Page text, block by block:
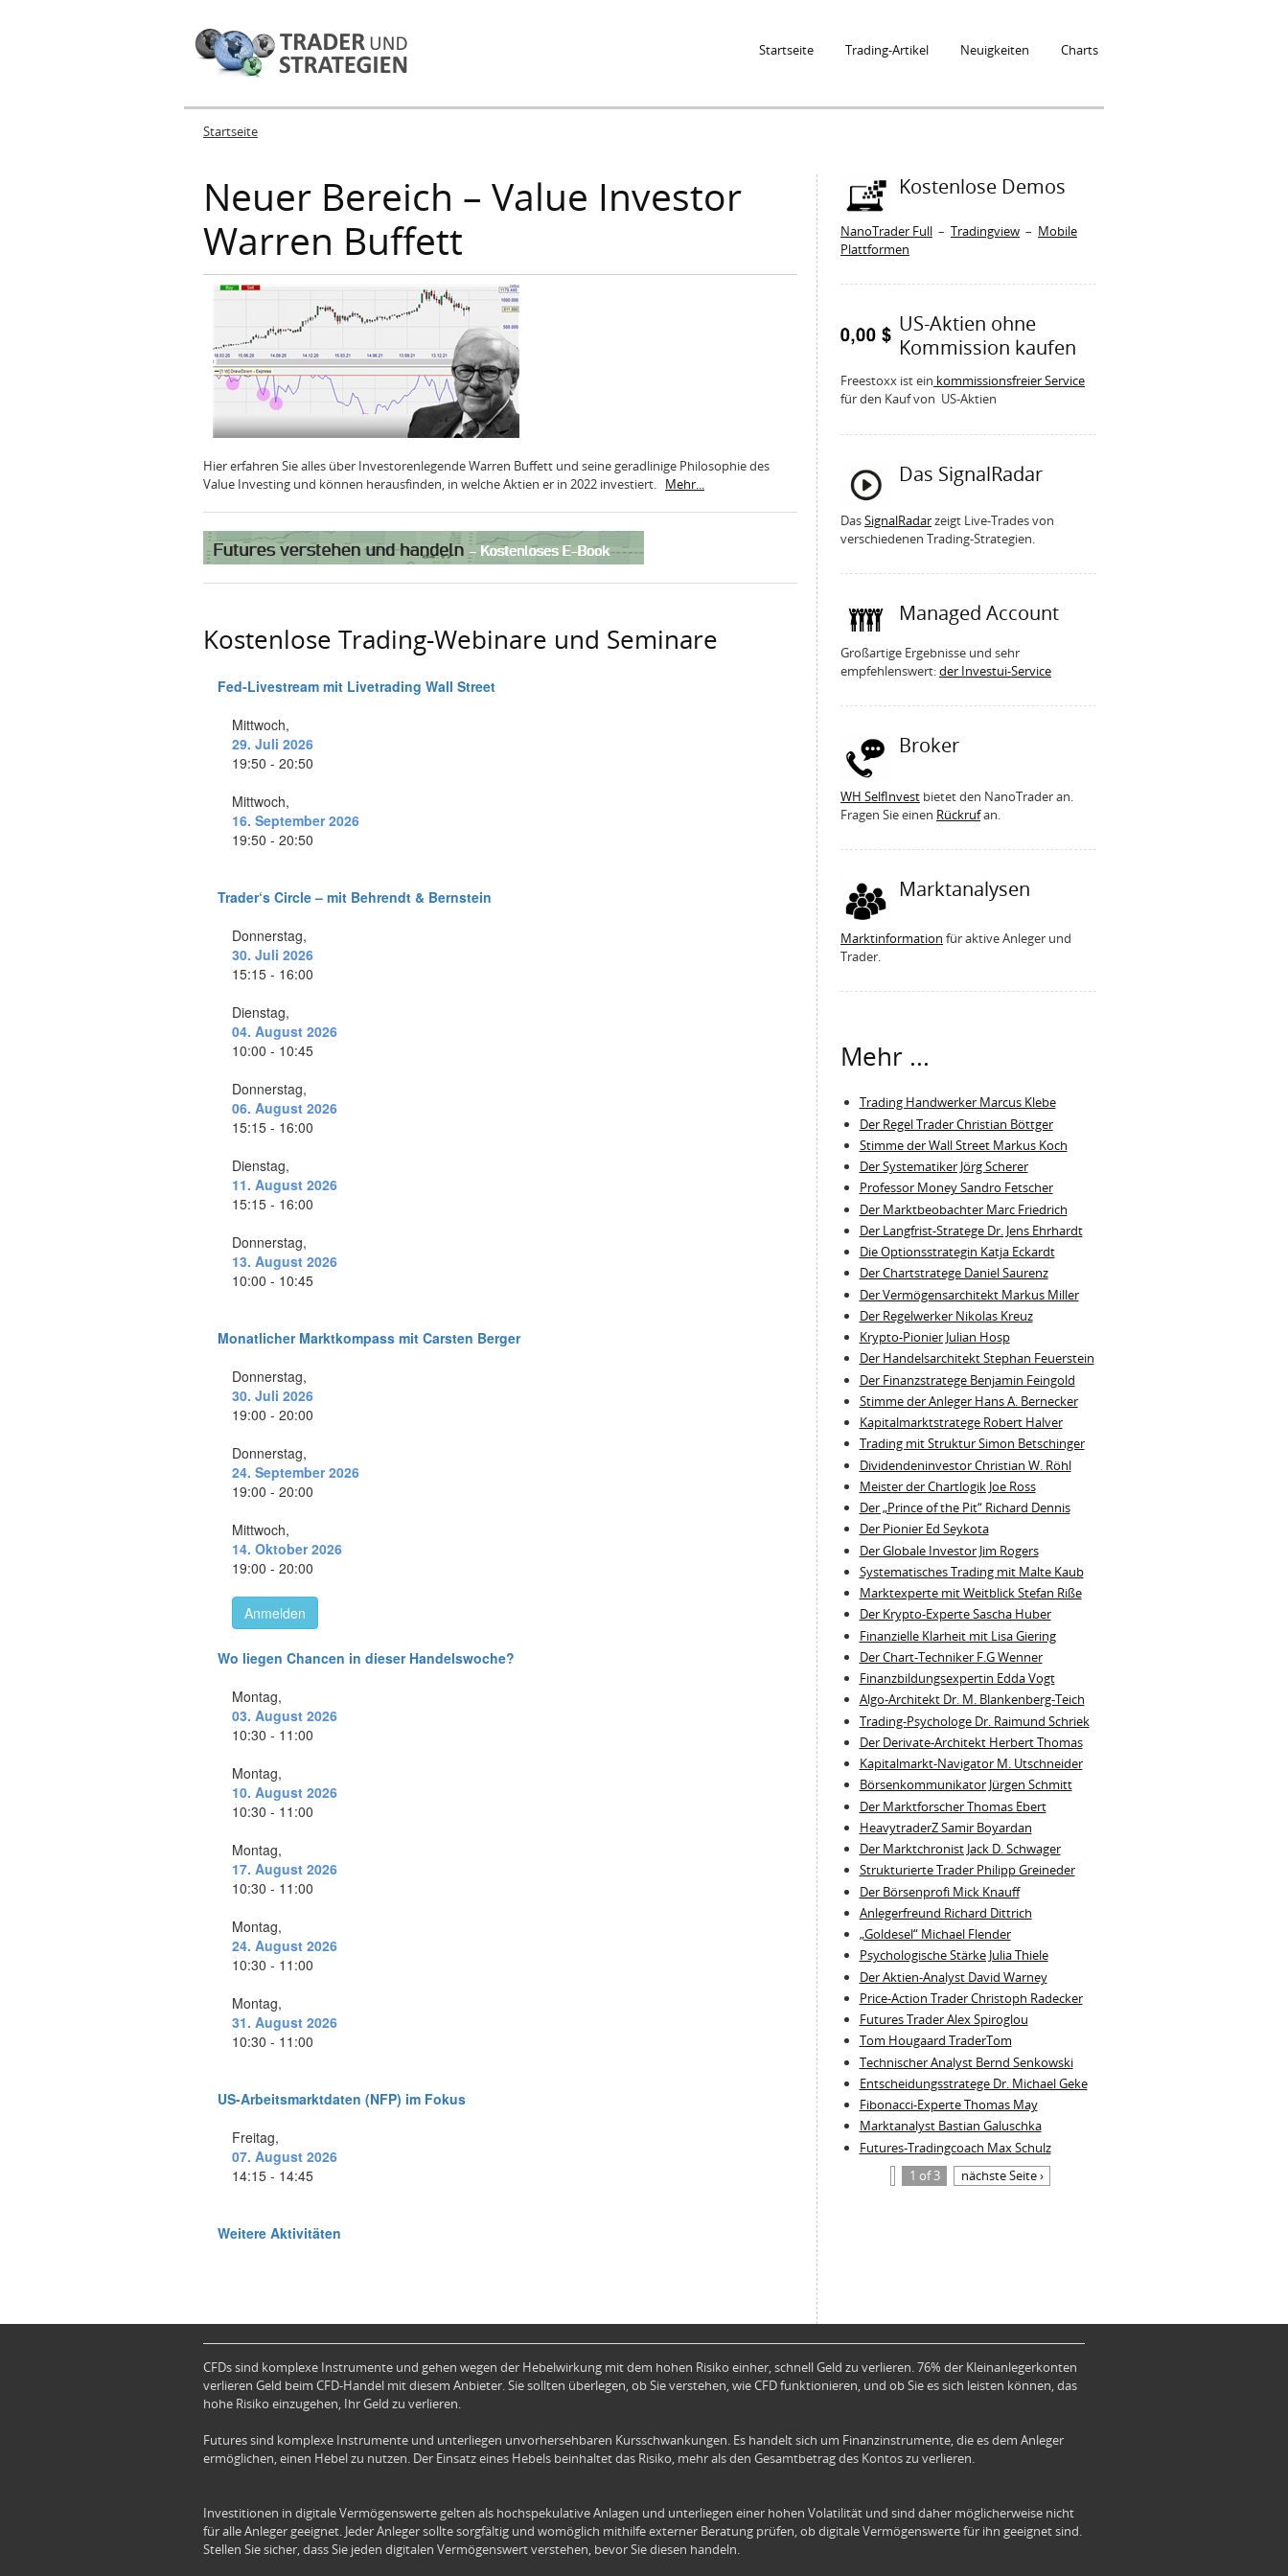
Startseite Trading-Artikel Neuigkeiten Charts
Sie sind hier
Startseite
Neuer Bereich – Value Investor
Warren Buffett
Hier erfahren Sie alles über Investorenlegende Warren Buffett und seine geradlinige Philosophie des
Value Investing und können herausfinden, in welche Aktien er in 2022 investiert. Mehr...
Kostenlose Trading-Webinare und Seminare
Kostenlose Demos
NanoTrader Full – Tradingview – Mobile
Plattformen
US-Aktien ohne
Kommission kaufen
Freestoxx ist ein kommissionsfreier Service
für den Kauf von US-Aktien
Das SignalRadar
DasSignalRadarzeigt Live-Trades von
verschiedenen Trading-Strategien.
Managed Account
Großartige Ergebnisse und sehr
empfehlenswert:der Investui-Service
Broker
WH SelfInvest bietet den NanoTrader an.
Fragen Sie einen Rückrufan.
Marktanalysen
Marktinformation für aktive Anleger und
Trader.
Mehr ...
Trading Handwerker Marcus Klebe
Der Regel Trader Christian Böttger
Stimme der Wall Street Markus Koch
Der Systematiker Jörg Scherer
Professor Money Sandro Fetscher
Der Marktbeobachter Marc Friedrich
Der Langfrist-Stratege Dr. Jens Ehrhardt
Die Optionsstrategin Katja Eckardt
Der Chartstratege Daniel Saurenz
Der Vermögensarchitekt Markus Miller
Der Regelwerker Nikolas Kreuz
Krypto-Pionier Julian Hosp
Der Handelsarchitekt Stephan Feuerstein
Der Finanzstratege Benjamin Feingold
Stimme der Anleger Hans A. Bernecker
Kapitalmarktstratege Robert Halver
Trading mit Struktur Simon Betschinger
Dividendeninvestor Christian W. Röhl
Meister der Chartlogik Joe Ross
Der „Prince of the Pit“ Richard Dennis
Der Pionier Ed Seykota
Der Globale Investor Jim Rogers
Systematisches Trading mit Malte Kaub
Marktexperte mit Weitblick Stefan Riße
Der Krypto-Experte Sascha Huber
Finanzielle Klarheit mit Lisa Giering
Der Chart-Techniker F.G Wenner
Finanzbildungsexpertin Edda Vogt
Algo‑Architekt Dr. M. Blankenberg‑Teich
Trading-Psychologe Dr. Raimund Schriek
Der Derivate‑Architekt Herbert Thomas
Kapitalmarkt-Navigator M. Utschneider
Börsenkommunikator Jürgen Schmitt
Der Marktforscher Thomas Ebert
HeavytraderZ Samir Boyardan
Der Marktchronist Jack D. Schwager
Strukturierte Trader Philipp Greineder
Der Börsenprofi Mick Knauff
Anlegerfreund Richard Dittrich
„Goldesel“ Michael Flender
Psychologische Stärke Julia Thiele
Der Aktien-Analyst David Warney
Price-Action Trader Christoph Radecker
Futures Trader Alex Spiroglou
Tom Hougaard TraderTom
Technischer Analyst Bernd Senkowski
Entscheidungsstratege Dr. Michael Geke
Fibonacci-Experte Thomas May
Marktanalyst Bastian Galuschka
Futures-Tradingcoach Max Schulz
1 of 3
nächste Seite ›
CFDs sind komplexe Instrumente und gehen wegen der Hebelwirkung mit dem hohen Risiko einher, schnell Geld zu verlieren. 76% der Kleinanlegerkonten
verlieren Geld beim CFD-Handel mit diesem Anbieter. Sie sollten überlegen, ob Sie verstehen, wie CFD funktionieren, und ob Sie es sich leisten können, das
hohe Risiko einzugehen, Ihr Geld zu verlieren.
Futures sind komplexe Instrumente und unterliegen unvorhersehbaren Kursschwankungen. Es handelt sich um Finanzinstrumente, die es dem Anleger
ermöglichen, einen Hebel zu nutzen. Der Einsatz eines Hebels beinhaltet das Risiko, mehr als den Gesamtbetrag des Kontos zu verlieren.
Investitionen in digitale Vermögenswerte gelten als hochspekulative Anlagen und unterliegen einer hohen Volatilität und sind daher möglicherweise nicht
für alle Anleger geeignet. Jeder Anleger sollte sorgfältig und womöglich mithilfe externer Beratung prüfen, ob digitale Vermögenswerte für ihn geeignet sind.
Stellen Sie sicher, dass Sie jeden digitalen Vermögenswert verstehen, bevor Sie diesen handeln.